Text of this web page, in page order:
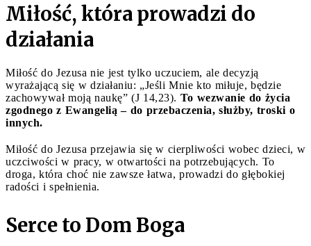
Miłość, która prowadzi do
działania
Miłość do Jezusa nie jest tylko uczuciem, ale decyzją
wyrażającą się w działaniu: „Jeśli Mnie kto miłuje, będzie
zachowywał moją naukę” (J 14,23). To wezwanie do życia
zgodnego z Ewangelią – do przebaczenia, służby, troski o
innych.
Miłość do Jezusa przejawia się w cierpliwości wobec dzieci, w
uczciwości w pracy, w otwartości na potrzebujących. To
droga, która choć nie zawsze łatwa, prowadzi do głębokiej
radości i spełnienia.
Serce to Dom Boga